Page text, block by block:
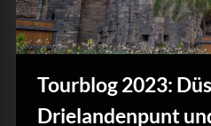
Tourblog 2023:
Drielandenpunt